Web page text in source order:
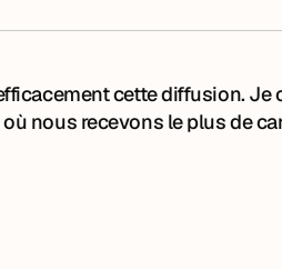
cette diffusion. Je
nous recevons le plus de